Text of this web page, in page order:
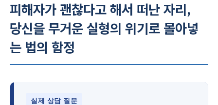
피해자가 괜찮다고 해서 떠난 자리,
당신을 무거운 실형의 위기로 몰아넣
는 법의 함정
실제 상담 질문